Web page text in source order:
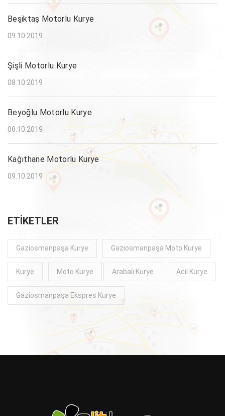
Beşiktaş Motorlu Kurye
09.10.2019
Şişli Motorlu Kurye
08.10.2019
Beyoğlu Motorlu Kurye
08.10.2019
Kağıthane Motorlu Kurye
09.10.2019
ETIKETLER
Gaziosmanpaşa Kurye Gaziosmanpaşa Moto Kurye
Kurye Moto Kurye Arabalı Kurye Acil Kurye
Gaziosmanpaşa Ekspres Kurye